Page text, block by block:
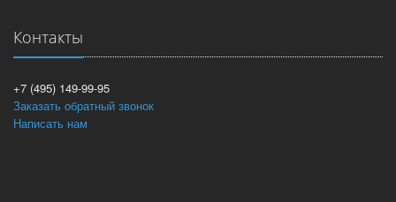
Контакты
+7 (495) 149-99-95
Заказать обратный звонок
Написать нам